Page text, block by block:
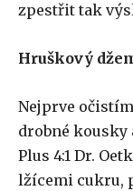
zpestřit tak
Hruškový
Nejprve
drobné kousky
Plus 4:1 Dr.
lžícemi cukru,